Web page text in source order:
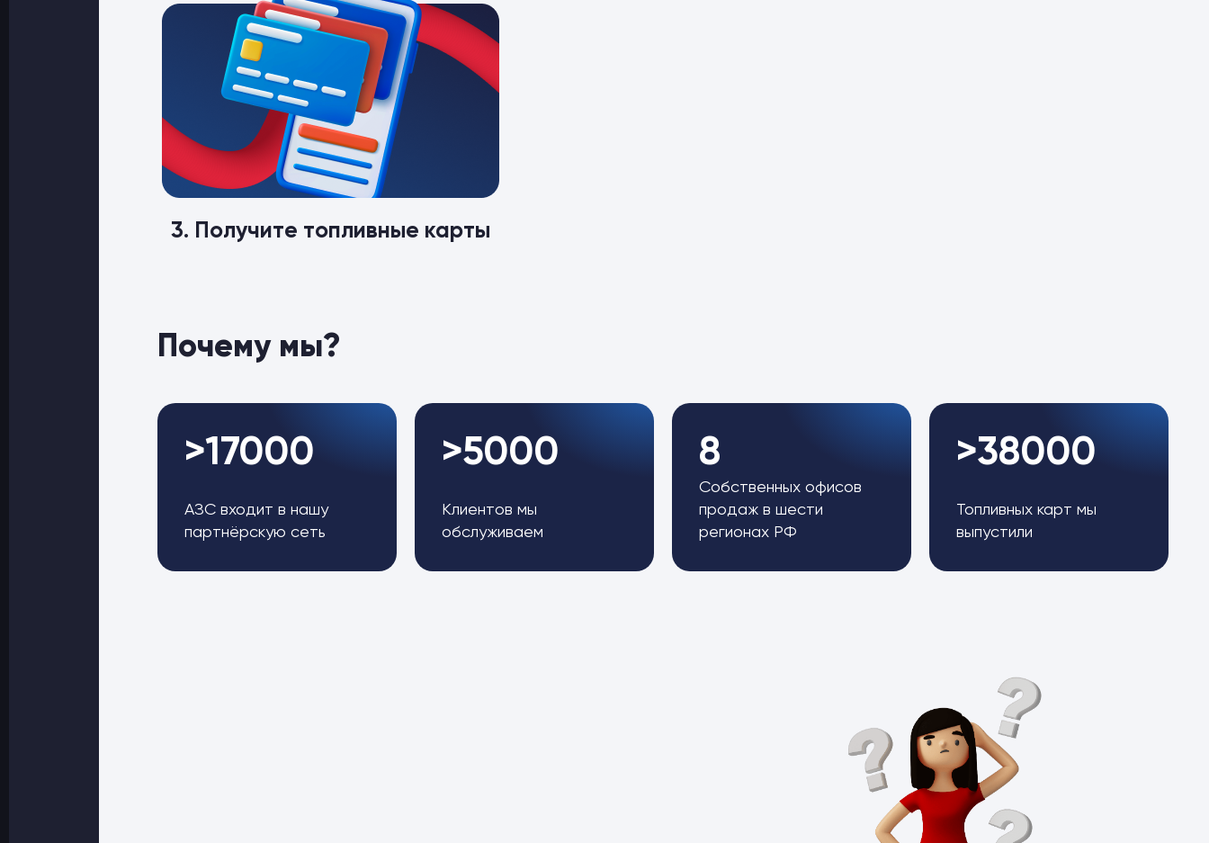
3. Получите топливные карты
Почему мы?
>17000
АЗС входит в нашу
партнёрскую сеть
>5000
Клиентов мы
обслуживаем
8
Собственных офисов
продаж в шести
регионах РФ
>38000
Топливных карт мы
выпустили